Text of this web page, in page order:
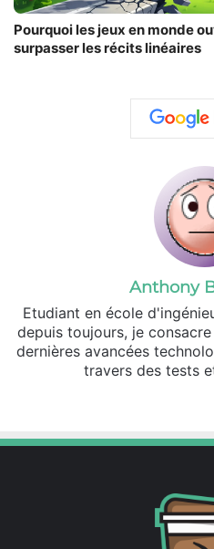
Pourquoi les jeux en monde
surpasser les récits linéaires
Anthony
Etudiant en école
depuis toujours, je
dernières avancées
travers des tests